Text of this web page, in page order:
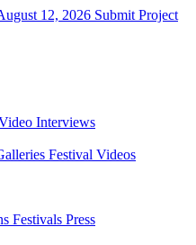
12, 2026 Submit Project
Interviews
Festival Videos
Festivals Press